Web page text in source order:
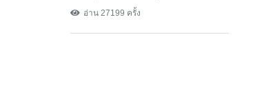
อ่าน 27199 ครั้ง